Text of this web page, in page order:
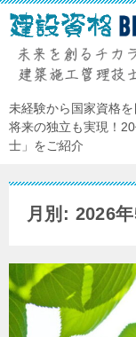
未経験から国家資格
将来の独立も実現！
士」をご紹介
月別: 2026年